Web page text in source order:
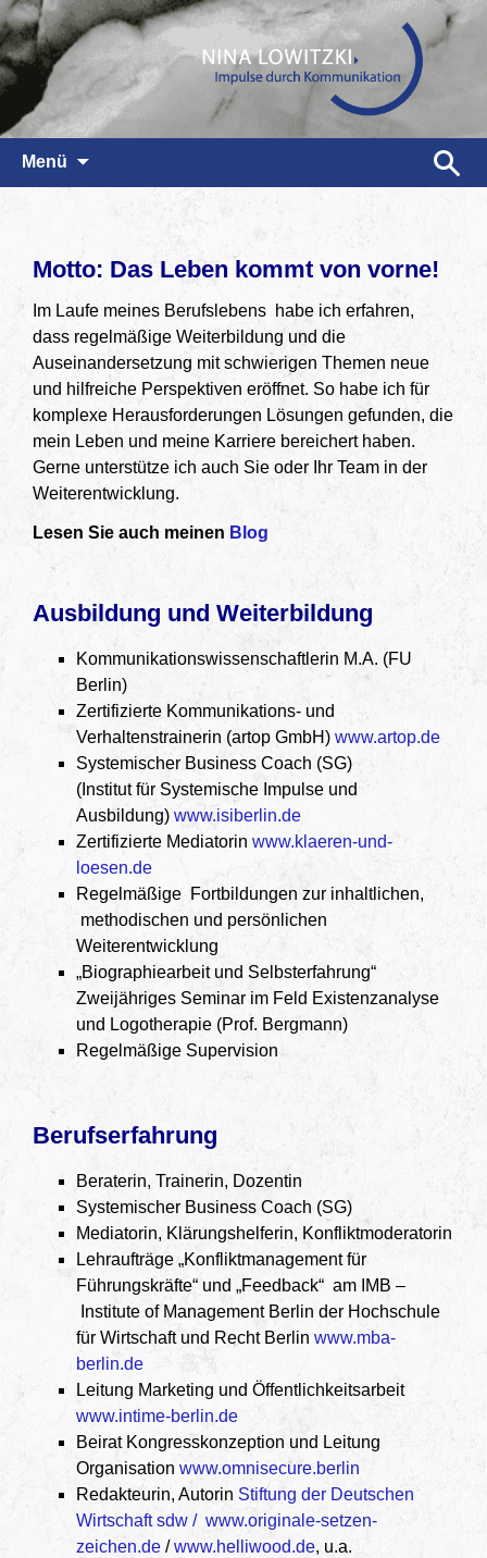
Menü
Suchen
nach:
Motto: Das Leben kommt von vorne!
Im Laufe meines Berufslebens habe ich erfahren,
dass regelmäßige Weiterbildung und die
Auseinandersetzung mit schwierigen Themen neue
und hilfreiche Perspektiven eröffnet. So habe ich für
komplexe Herausforderungen Lösungen gefunden, die
mein Leben und meine Karriere bereichert haben.
Gerne unterstütze ich auch Sie oder Ihr Team in der
Weiterentwicklung.
Lesen Sie auch meinen Blog
Ausbildung und Weiterbildung
Kommunikationswissenschaftlerin M.A. (FU
Berlin)
Zertifizierte Kommunikations- und
Verhaltenstrainerin (artop GmbH) www.artop.de
Systemischer Business Coach (SG)
(Institut für Systemische Impulse und
Ausbildung) www.isiberlin.de
Zertifizierte Mediatorin www.klaeren-und-
loesen.de
Regelmäßige Fortbildungen zur inhaltlichen,
methodischen und persönlichen
Weiterentwicklung
„Biographiearbeit und Selbsterfahrung“
Zweijähriges Seminar im Feld Existenzanalyse
und Logotherapie (Prof. Bergmann)
Regelmäßige Supervision
Berufserfahrung
Beraterin, Trainerin, Dozentin
Systemischer Business Coach (SG)
Mediatorin, Klärungshelferin, Konfliktmoderatorin
Lehraufträge „Konfliktmanagement für
Führungskräfte“ und „Feedback“ am IMB –
Institute of Management Berlin der Hochschule
für Wirtschaft und Recht Berlin www.mba-
berlin.de
Leitung Marketing und Öffentlichkeitsarbeit
www.intime-berlin.de
Beirat Kongresskonzeption und Leitung
Organisation www.omnisecure.berlin
Redakteurin, Autorin Stiftung der Deutschen
Wirtschaft sdw / www.originale-setzen-
zeichen.de /www.helliwood.de, u.a.